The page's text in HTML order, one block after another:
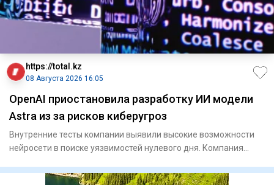
https://total.kz
08 Августа 2026 16:05
OpenAI приостановила разработку ИИ модели
Astra из за рисков киберугроз
Внутренние тесты компании выявили высокие возможности
нейросети в поиске уязвимостей нулевого дня. Компания